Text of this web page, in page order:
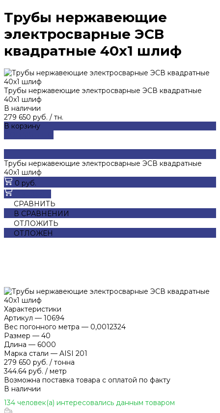
Трубы нержавеющие
электросварные ЭСВ
квадратные 40x1 шлиф
Трубы нержавеющие электросварные ЭСВ квадратные
40x1 шлиф
В наличии
279 650 руб. / тн.
В корзину
Трубы нержавеющие электросварные ЭСВ квадратные
40x1 шлиф
0 руб.
СРАВНИТЬ
В СРАВНЕНИИ
ОТЛОЖИТЬ
ОТЛОЖЕН
Характеристики
Артикул — 10694
Вес погонного метра — 0,0012324
Размер — 40
Длина — 6000
Марка стали — AISI 201
279 650 руб. / тонна
344.64 руб. / метр
Возможна поставка товара с оплатой по факту
В наличии
134 человек(а) интересовались данным товаром